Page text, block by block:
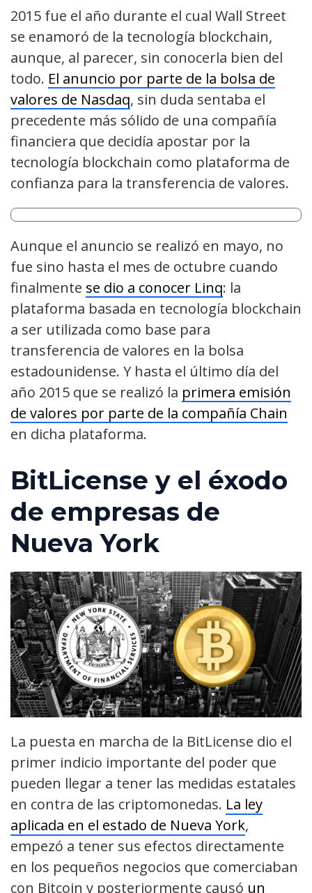
2015 fue el año durante el cual Wall Street
se enamoró de la tecnología blockchain,
aunque, al parecer, sin conocerla bien del
todo. El anuncio por parte de la bolsa de
valores de Nasdaq, sin duda sentaba el
precedente más sólido de una compañía
financiera que decidía apostar por la
tecnología blockchain como plataforma de
confianza para la transferencia de valores.
Aunque el anuncio se realizó en mayo, no
fue sino hasta el mes de octubre cuando
finalmente se dio a conocer Linq: la
plataforma basada en tecnología blockchain
a ser utilizada como base para
transferencia de valores en la bolsa
estadounidense. Y hasta el último día del
año 2015 que se realizó la primera emisión
de valores por parte de la compañía Chain
en dicha plataforma.
BitLicense y el éxodo
de empresas de
Nueva York
La puesta en marcha de la BitLicense dio el
primer indicio importante del poder que
pueden llegar a tener las medidas estatales
en contra de las criptomonedas. La ley
aplicada en el estado de Nueva York,
empezó a tener sus efectos directamente
en los pequeños negocios que comerciaban
con Bitcoin y posteriormente causó un